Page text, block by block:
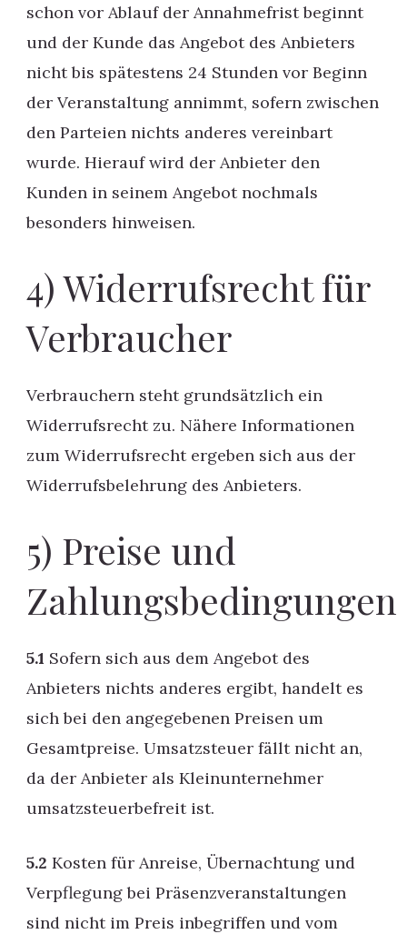
schon vor Ablauf der Annahmefrist beginnt
und der Kunde das Angebot des Anbieters
nicht bis spätestens 24 Stunden vor Beginn
der Veranstaltung annimmt, sofern zwischen
den Parteien nichts anderes vereinbart
wurde. Hierauf wird der Anbieter den
Kunden in seinem Angebot nochmals
besonders hinweisen.
4) Widerrufsrecht für
Verbraucher
Verbrauchern steht grundsätzlich ein
Widerrufsrecht zu. Nähere Informationen
zum Widerrufsrecht ergeben sich aus der
Widerrufsbelehrung des Anbieters.
5) Preise und
Zahlungsbedingungen
5.1 Sofern sich aus dem Angebot des
Anbieters nichts anderes ergibt, handelt es
sich bei den angegebenen Preisen um
Gesamtpreise. Umsatzsteuer fällt nicht an,
da der Anbieter als Kleinunternehmer
umsatzsteuerbefreit ist.
5.2 Kosten für Anreise, Übernachtung und
Verpflegung bei Präsenzveranstaltungen
sind nicht im Preis inbegriffen und vom